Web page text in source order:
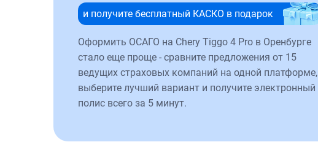
и получите бесплатный КАСКО в подарок
Оформить ОСАГО на Chery Tiggo 4 Pro в Оренбурге
стало еще проще - сравните предложения от 15
ведущих страховых компаний на одной платформе,
выберите лучший вариант и получите электронный
полис всего за 5 минут.